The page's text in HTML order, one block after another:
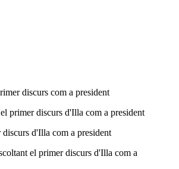
discurs com a president
d'Illa com a president